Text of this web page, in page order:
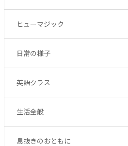
ヒューマジック
日常の様子
英語クラス
生活全般
息抜きのおともに